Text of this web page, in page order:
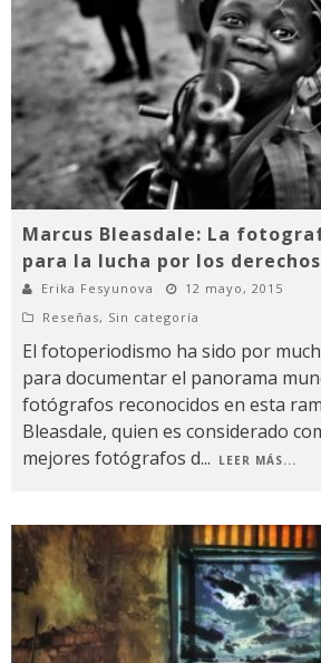
Marcus Bleasdale: La
para la lucha por los
Erika Fesyunova
12 mayo, 2015
Reseñas, Sin categoría
El fotoperiodismo ha sido por
para documentar el panorama
fotógrafos reconocidos en esta
Bleasdale, quien es considerado
mejores fotógrafos d... LEER MÁS...